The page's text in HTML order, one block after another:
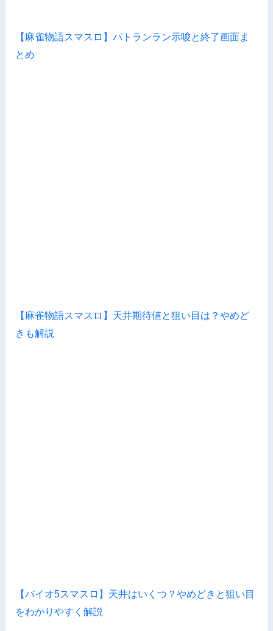
【麻雀物語スマスロ】パトランラン示唆と終了画面ま
とめ
【麻雀物語スマスロ】天井期待値と狙い目は？やめど
きも解説
【バイオ5スマスロ】天井はいくつ？やめどきと狙い目
をわかりやすく解説